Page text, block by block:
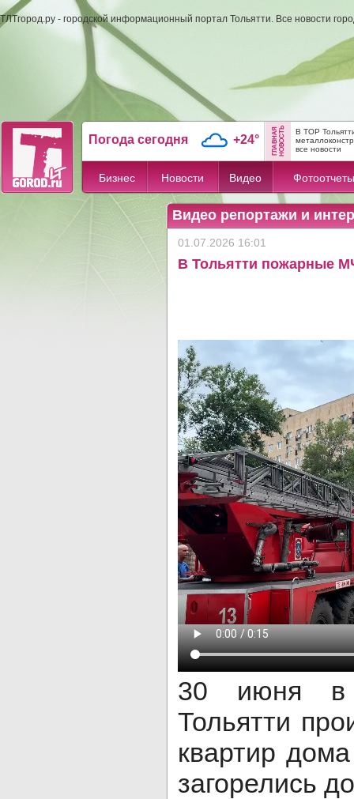
ТЛТгород.ру - городской информационный портал Тольятти. Все новости
Погода сегодня +24°
В ТОР
все новости
Бизнес Новости Видео Фотоотчеты
Видео репортажи и
01.07.2026 16:01
В Тольятти пожарные
30 июня в
Тольятти
квартир
загорелись